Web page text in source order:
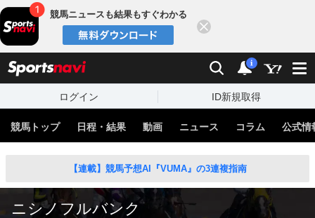
競馬ニュースも結果もすぐわかる
検索 通知
i
ログイン ID新規取得
競馬トップ 日程・結果 動画 ニュース コラム 公式情
【連載】競馬予想AI『VUMA』の3連複指南
ニシノフルバンク